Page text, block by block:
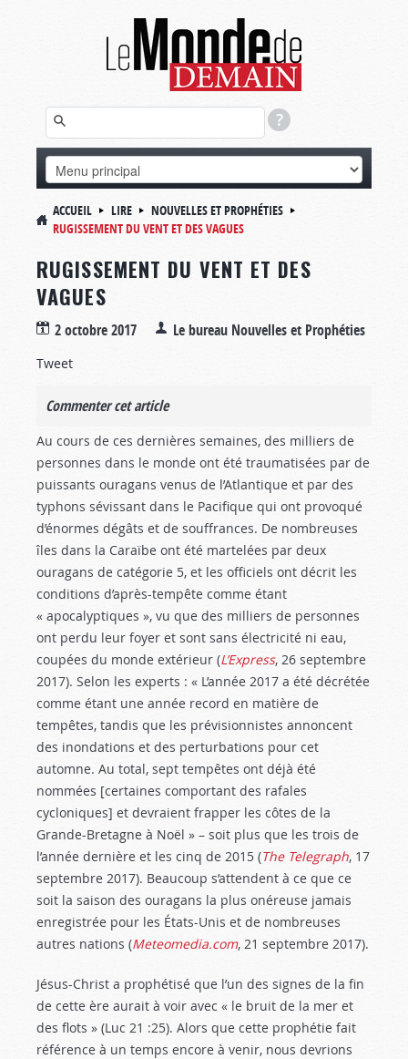
ACCUEIL LIRE
NOUVELLES ET PROPHÉTIES
RUGISSEMENT DU VENT ET DES VAGUES
RUGISSEMENT DU VENT ET DES
VAGUES
2 octobre 2017 Le bureau Nouvelles et Prophéties
Tweet
Commenter cet article
Au cours de ces dernières semaines, des milliers de
personnes dans le monde ont été traumatisées par de
puissants ouragans venus de l’Atlantique et par des
typhons sévissant dans le Pacifique qui ont provoqué
d’énormes dégâts et de souffrances. De nombreuses
îles dans la Caraïbe ont été martelées par deux
ouragans de catégorie 5, et les officiels ont décrit les
conditions d’après-tempête comme étant
« apocalyptiques », vu que des milliers de personnes
ont perdu leur foyer et sont sans électricité ni eau,
coupées du monde extérieur (L’Express, 26 septembre
2017). Selon les experts : « L’année 2017 a été décrétée
comme étant une année record en matière de
tempêtes, tandis que les prévisionnistes annoncent
des inondations et des perturbations pour cet
automne. Au total, sept tempêtes ont déjà été
nommées [certaines comportant des rafales
cycloniques] et devraient frapper les côtes de la
Grande-Bretagne à Noël » – soit plus que les trois de
l’année dernière et les cinq de 2015 (The Telegraph, 17
septembre 2017). Beaucoup s’attendent à ce que ce
soit la saison des ouragans la plus onéreuse jamais
enregistrée pour les États-Unis et de nombreuses
autres nations (Meteomedia.com, 21 septembre 2017).
Jésus-Christ a prophétisé que l’un des signes de la fin
de cette ère aurait à voir avec « le bruit de la mer et
des flots » (Luc 21 :25). Alors que cette prophétie fait
référence à un temps encore à venir, nous devrions